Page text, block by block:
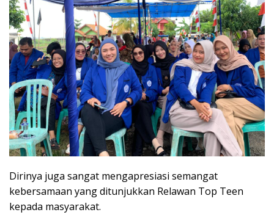
Dirinya juga sangat mengapresiasi semangat
kebersamaan yang ditunjukkan Relawan Top Teen
kepada masyarakat.